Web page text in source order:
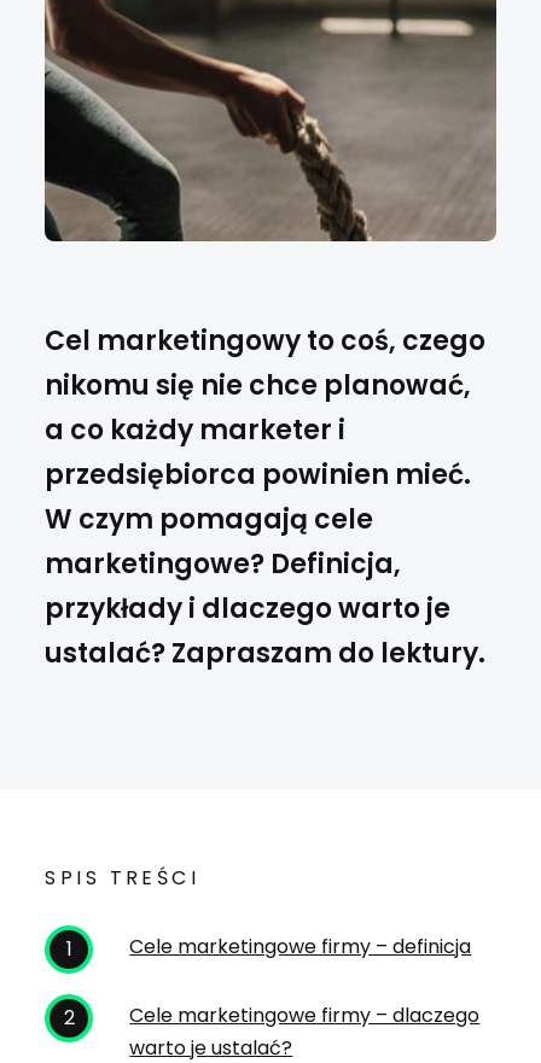
Cel marketingowy to coś, czego
nikomu się nie chce planować,
a co każdy marketer i
przedsiębiorca powinien mieć.
W czym pomagają cele
marketingowe? Definicja,
przykłady i dlaczego warto je
ustalać? Zapraszam do lektury.
SPIS TREŚCI
Cele marketingowe firmy – definicja
Cele marketingowe firmy – dlaczego
warto je ustalać?